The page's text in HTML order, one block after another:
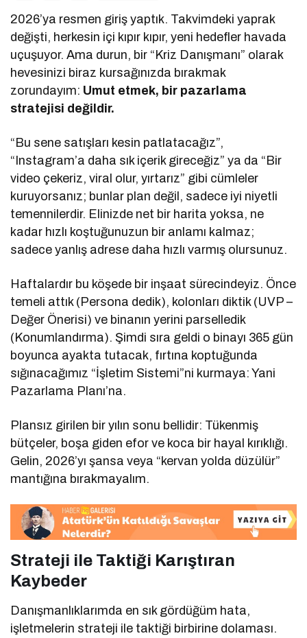
2026’ya resmen giriş yaptık. Takvimdeki yaprak
değişti, herkesin içi kıpır kıpır, yeni hedefler havada
uçuşuyor. Ama durun, bir “Kriz Danışmanı” olarak
hevesinizi biraz kursağınızda bırakmak
zorundayım: Umut etmek, bir pazarlama
stratejisi değildir.
“Bu sene satışları kesin patlatacağız”,
“Instagram’a daha sık içerik gireceğiz” ya da “Bir
video çekeriz, viral olur, yırtarız” gibi cümleler
kuruyorsanız; bunlar plan değil, sadece iyi niyetli
temennilerdir. Elinizde net bir harita yoksa, ne
kadar hızlı koştuğunuzun bir anlamı kalmaz;
sadece yanlış adrese daha hızlı varmış olursunuz.
Haftalardır bu köşede bir inşaat sürecindeyiz. Önce
temeli attık (Persona dedik), kolonları diktik (UVP –
Değer Önerisi) ve binanın yerini parselledik
(Konumlandırma). Şimdi sıra geldi o binayı 365 gün
boyunca ayakta tutacak, fırtına koptuğunda
sığınacağımız “İşletim Sistemi”ni kurmaya: Yani
Pazarlama Planı’na.
Plansız girilen bir yılın sonu bellidir: Tükenmiş
bütçeler, boşa giden efor ve koca bir hayal kırıklığı.
Gelin, 2026’yı şansa veya “kervan yolda düzülür”
mantığına bırakmayalım.
Strateji ile Taktiği Karıştıran
Kaybeder
Danışmanlıklarımda en sık gördüğüm hata,
işletmelerin strateji ile taktiği birbirine dolaması.